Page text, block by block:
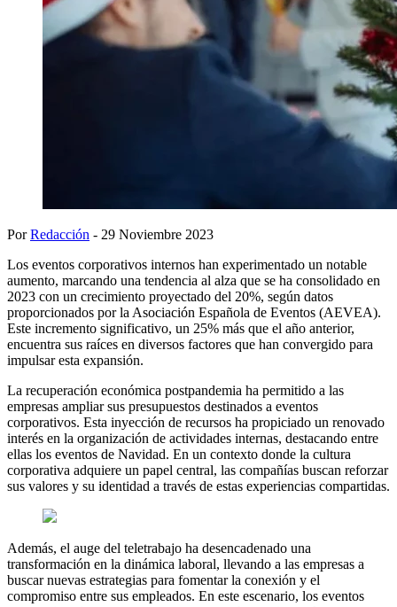
PorRedacción - 29 Noviembre 2023
Los eventos corporativos internos han experimentado un notable
aumento, marcando una tendencia al alza que se ha consolidado en
2023 con un crecimiento proyectado del 20%, según datos
proporcionados por la Asociación Española de Eventos (AEVEA).
Este incremento significativo, un 25% más que el año anterior,
encuentra sus raíces en diversos factores que han convergido para
impulsar esta expansión.
La recuperación económica postpandemia ha permitido a las
empresas ampliar sus presupuestos destinados a eventos
corporativos. Esta inyección de recursos ha propiciado un renovado
interés en la organización de actividades internas, destacando entre
ellas los eventos de Navidad. En un contexto donde la cultura
corporativa adquiere un papel central, las compañías buscan reforzar
sus valores y su identidad a través de estas experiencias compartidas.
Además, el auge del teletrabajo ha desencadenado una
transformación en la dinámica laboral, llevando a las empresas a
buscar nuevas estrategias para fomentar la conexión y el
compromiso entre sus empleados. En este escenario, los eventos